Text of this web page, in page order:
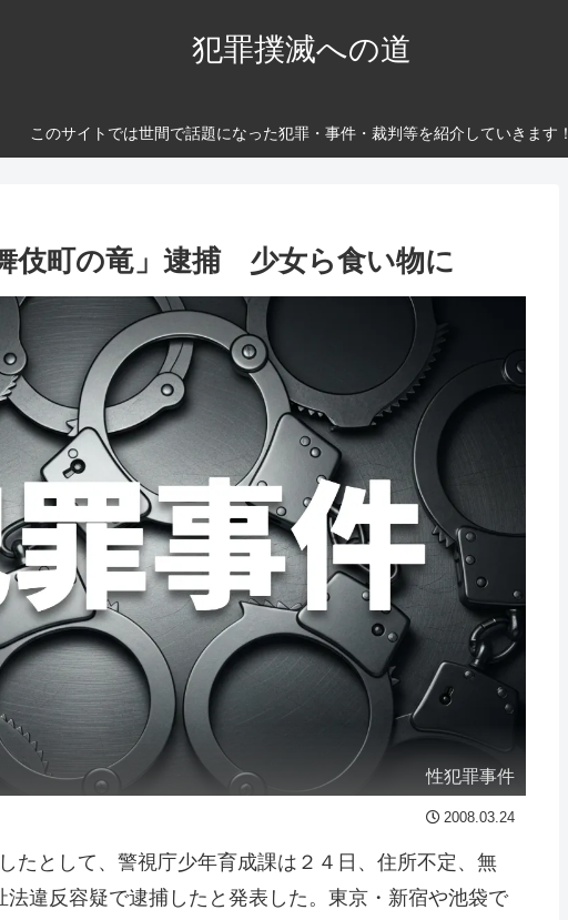
犯罪撲滅への道
このサイトでは世間で話題になった犯罪・事件・裁判等を紹介していきます！
伎町の竜」逮捕 少女ら食い物に
性犯罪事件
2008.03.24
たとして、警視庁少年育成課は２４日、住所不定、無
違反容疑で逮捕したと発表した。東京・新宿や池袋で